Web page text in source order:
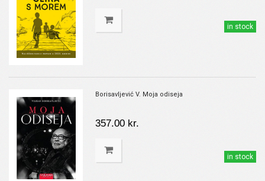
in stock
Borisavljević V. Moja odiseja
357.00 kr.
in stock